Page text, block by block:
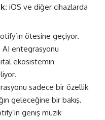
iOS ve diğer cihazlarda
ötesine geçiyor.
AI entegrasyonu
ekosistemin
sadece bir özellik
geleceğine bir bakış.
geniş müzik